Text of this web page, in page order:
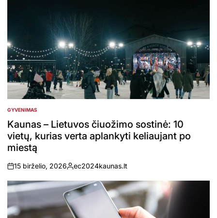
POSTED
IN
GYVENIMAS
Kaunas – Lietuvos čiuožimo sostinė: 10
vietų, kurias verta aplankyti keliaujant po
miestą
on
15 birželio, 2026
Posted
by
ec2024kaunas.lt